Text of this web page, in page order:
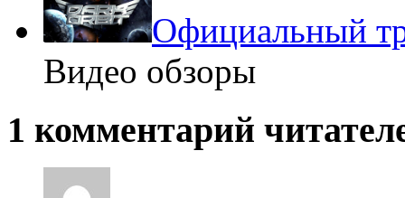
Официальный
Видео обзоры
1 комментарий